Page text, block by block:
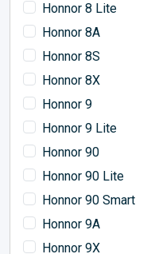
Honnor 8 Lite
Honnor 8A
Honnor 8S
Honnor 8X
Honnor 9
Honnor 9 Lite
Honnor 90
Honnor 90 Lite
Honnor 90 Smart
Honnor 9A
Honnor 9X